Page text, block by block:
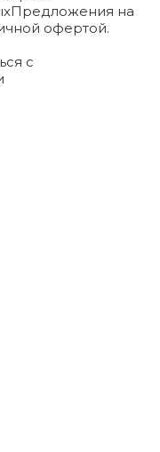
Предложения на
офертой.
с